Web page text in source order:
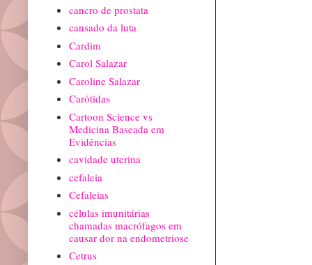
cancro de prostata
cansado da luta
Cardim
Carol Salazar
Caroline Salazar
Carótidas
Cartoon Science vs
Medicina Baseada em
Evidências
cavidade uterina
cefaleia
Cefaleias
células imunitárias
chamadas macrófagos em
causar dor na endometriose
Cetrus